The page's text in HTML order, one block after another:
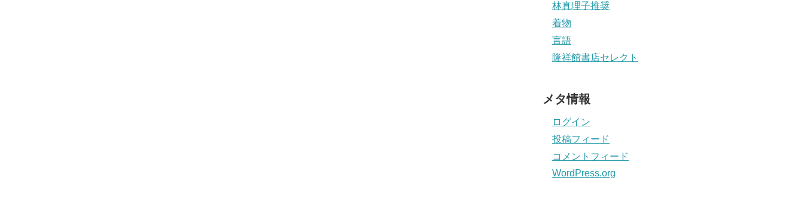
林真理子推奨
着物
言語
隆祥館書店セレクト
メタ情報
ログイン
投稿フィード
コメントフィード
WordPress.org